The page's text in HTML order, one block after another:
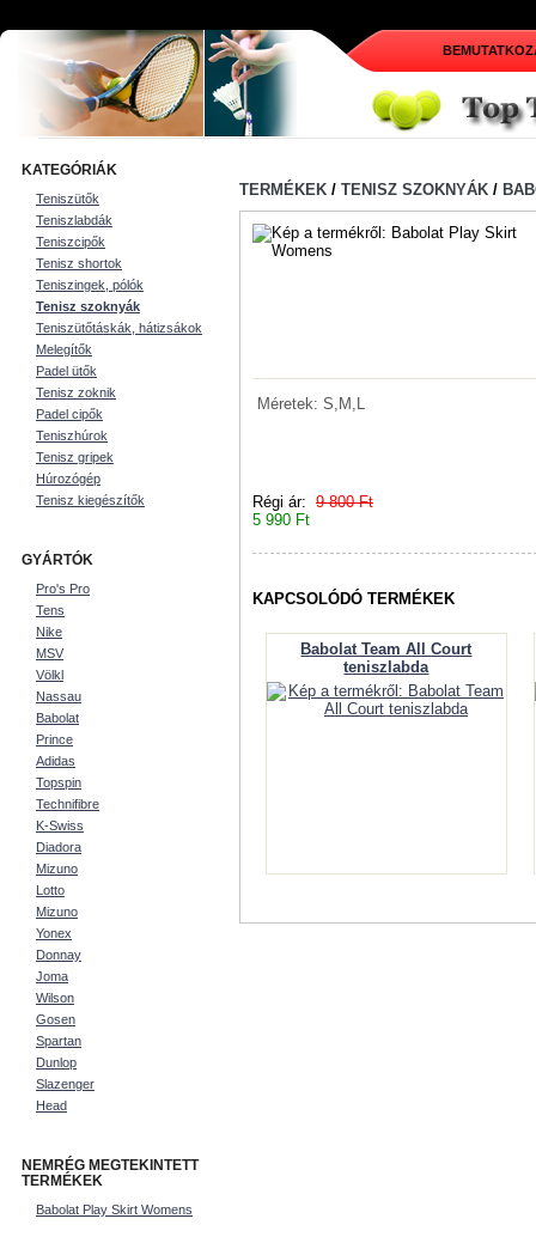
KATEGÓRIÁK
Teniszütők
Teniszlabdák
Teniszcipők
Tenisz shortok
Teniszingek, pólók
Tenisz szoknyák
Teniszütőtáskák, hátizsákok
Melegítők
Padel ütők
Tenisz zoknik
Padel cipők
Teniszhúrok
Tenisz gripek
Húrozógép
Tenisz kiegészítők
GYÁRTÓK
Pro's Pro
Tens
Nike
MSV
Völkl
Nassau
Babolat
Prince
Adidas
Topspin
Technifibre
K-Swiss
Diadora
Mizuno
Lotto
Mizuno
Yonex
Donnay
Joma
Wilson
Gosen
Spartan
Dunlop
Slazenger
Head
NEMRÉG MEGTEKINTETT
TERMÉKEK
Babolat Play Skirt Womens
TERMÉKEK / TENISZ SZOKNYÁK /
Méretek: S,M,L
Régi ár: 9 800 Ft
5 990 Ft
KAPCSOLÓDÓ TERMÉKEK
Babolat Team All Court
teniszlabda